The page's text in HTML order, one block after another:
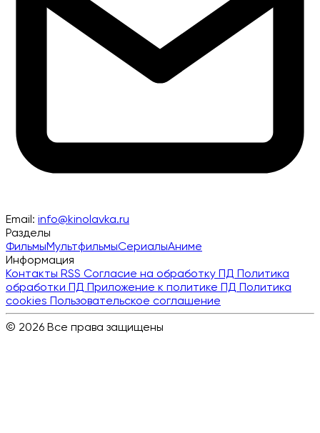
Email: info@kinolavka.ru
Разделы
ФильмыМультфильмыСериалыАниме
Информация
Контакты RSS Согласие на обработку ПД Политика
обработки ПД Приложение к политике ПД Политика
cookies Пользовательское соглашение
© 2026 Все права защищены